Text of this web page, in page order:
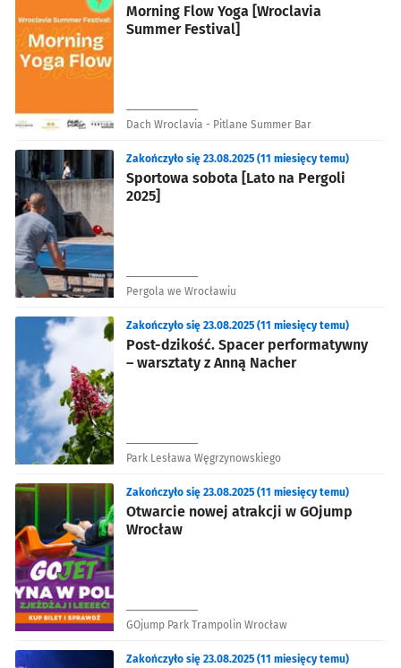
Morning Flow Yoga [Wroclavia
Summer Festival]
Dach Wroclavia - Pitlane Summer Bar
Sportowa sobota [Lato na Pergoli
2025]
Zakończyło się 23.08.2025 (11 miesięcy temu)
Pergola we Wrocławiu
Post-dzikość. Spacer performatywny
– warsztaty z Anną Nacher
Zakończyło się 23.08.2025 (11 miesięcy temu)
Park Lesława Węgrzynowskiego
Otwarcie nowej atrakcji w GOjump
Wrocław
Zakończyło się 23.08.2025 (11 miesięcy temu)
GOjump Park Trampolin Wrocław
Zakończyło się 23.08.2025 (11 miesięcy temu)